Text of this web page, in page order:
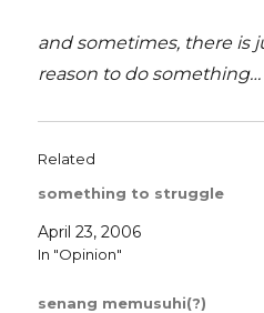
and sometimes, there is
reason to do something…
Related
something to struggle
April 23, 2006
In "Opinion"
senang memusuhi(?)